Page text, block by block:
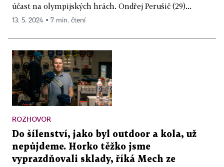
účast na olympijských hrách. Ondřej Perušič (29)...
13. 5. 2024 ▪ 7 min. čtení
ROZHOVOR
Do šílenství, jako byl outdoor a kola, už
nepůjdeme. Horko těžko jsme
vyprazdňovali sklady, říká Mech ze